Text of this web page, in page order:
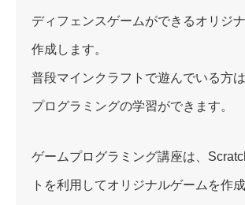
ディフェンスゲームができるオリジ
作成します。
普段マインクラフトで遊んでいる方
プログラミングの学習ができます。
ゲームプログラミング講座は、
トを利用してオリジナルゲームを作